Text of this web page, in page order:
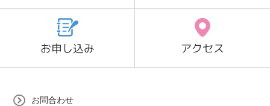
お申し込み アクセス
お問合わせ